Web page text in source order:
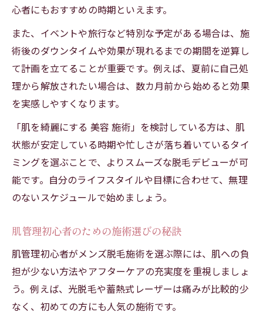
方
やってよかった美容医療20代の口コミ活用
術
ダウンタイムや副作用を避ける施術選択ポ
イント
痛みに敏感なら知っておきたい脱毛施術
メンズ脱毛初心者でも安心な痛み対策の方
法
痛みに弱い方におすすめの初心者向け施術
ダウンタイムが少なく痛みも抑える施術の
選び方
やってよかった美容医療体験で得た痛み対
策
美容医療初心者が知るべき脱毛の基本知識
初心者向け施術メンズ脱毛の基礎知識まと
め
心者にもおすすめの時期といえます。
また、イベントや旅行など特別な予定がある場合は、施
術後のダウンタイムや効果が現れるまでの期間を逆算し
て計画を立てることが重要です。例えば、夏前に自己処
理から解放されたい場合は、数カ月前から始めると効果
を実感しやすくなります。
「肌を綺麗にする 美容 施術」を検討している方は、肌
状態が安定している時期や忙しさが落ち着いているタイ
ミングを選ぶことで、よりスムーズな脱毛デビューが可
能です。自分のライフスタイルや目標に合わせて、無理
のないスケジュールで始めましょう。
肌管理初心者のための施術選びの秘訣
肌管理初心者がメンズ脱毛施術を選ぶ際には、肌への負
担が少ない方法やアフターケアの充実度を重視しましょ
う。例えば、光脱毛や蓄熱式レーザーは痛みが比較的少
なく、初めての方にも人気の施術です。